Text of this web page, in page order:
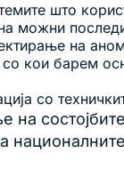
што
можни
на
со кои барем
со